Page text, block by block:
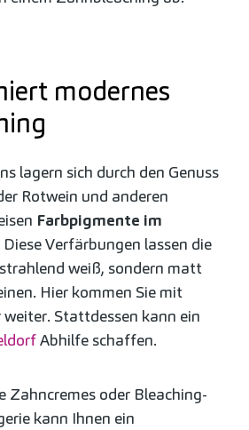
modernes
lagern sich durch den Genuss
Rotwein und anderen
Farbpigmente im
Diese Verfärbungen lassen die
weiß, sondern matt
Hier kommen Sie mit
Stattdessen kann ein
Abhilfe schaffen.
Zahncremes oder Bleaching-
kann Ihnen ein